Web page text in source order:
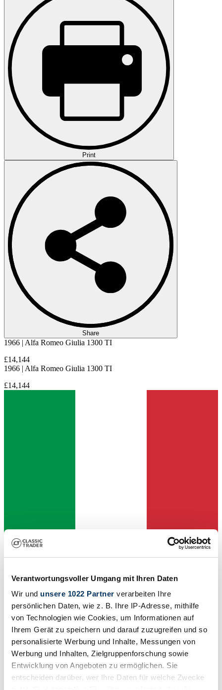
Verantwortungsvoller Umgang mit Ihren Daten
Wir und unsere 1022 Partner verarbeiten Ihre
persönlichen Daten, wie z. B. Ihre IP-Adresse, mithilfe
von Technologien wie Cookies, um Informationen auf
Ihrem Gerät zu speichern und darauf zuzugreifen und so
personalisierte Werbung und Inhalte, Messungen von
Werbung und Inhalten, Zielgruppenforschung sowie
Entwicklung von Angeboten zu ermöglichen. Sie
entscheiden darüber, wer Ihre Daten für welche Zwecke
Print
Share
1966 | Alfa Romeo Giulia 1300 TI
£14,144
1966 | Alfa Romeo Giulia 1300 TI
£14,144
Dealer